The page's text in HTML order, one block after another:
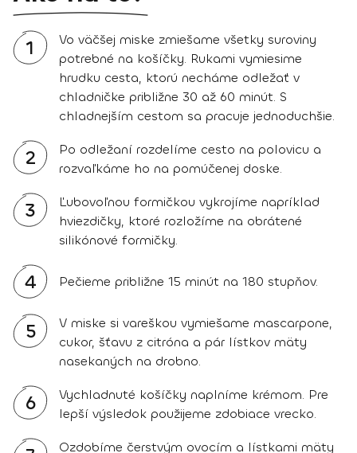
1
Vo väčšej miske zmiešame všetky suroviny
potrebné na košíčky. Rukami vymiesime
hrudku cesta, ktorú necháme odležať v
chladničke približne 30 až 60 minút. S
chladnejším cestom sa pracuje jednoduchšie.
2
Po odležaní rozdelíme cesto na polovicu a
rozvaľkáme ho na pomúčenej doske.
3
Ľubovoľnou formičkou vykrojíme napríklad
hviezdičky, ktoré rozložíme na obrátené
silikónové formičky.
4 Pečieme približne 15 minút na 180 stupňov.
5
V miske si vareškou vymiešame mascarpone,
cukor, šťavu z citróna a pár lístkov mäty
nasekaných na drobno.
6
Vychladnuté košíčky naplníme krémom. Pre
lepší výsledok použijeme zdobiace vrecko.
Ozdobíme čerstvým ovocím a lístkami mäty